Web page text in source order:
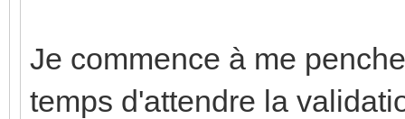
Je commence à me
temps d'attendre la